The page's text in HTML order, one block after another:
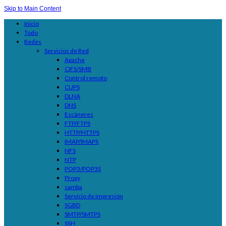
Skip to Main Content
Inicio
Todo
Redes
Servicios de Red
Apache
CIFS/SMB
Control remoto
CUPS
DLNA
DNS
Escáneres
FTP/FTPS
HTTP/HTTPS
IMAP/IMAPS
NFS
NTP
POP3/POP3S
Proxy
samba
Servicio de impresión
SGBD
SMTP/SMTPS
SSH